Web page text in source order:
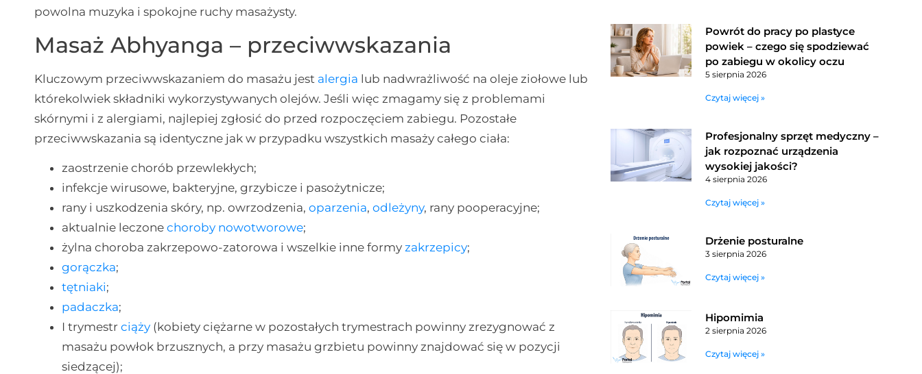
powolna muzyka i spokojne ruchy masażysty.
Masaż Abhyanga – przeciwwskazania
Kluczowym przeciwwskazaniem do masażu jest alergia lub nadwrażliwość na oleje ziołowe lub
którekolwiek składniki wykorzystywanych olejów. Jeśli więc zmagamy się z problemami
skórnymi i z alergiami, najlepiej zgłosić do przed rozpoczęciem zabiegu. Pozostałe
przeciwwskazania są identyczne jak w przypadku wszystkich masaży całego ciała:
zaostrzenie chorób przewlekłych;
infekcje wirusowe, bakteryjne, grzybicze i pasożytnicze;
rany i uszkodzenia skóry, np. owrzodzenia,oparzenia,odleżyny, rany pooperacyjne;
aktualnie leczonechoroby nowotworowe;
żylna choroba zakrzepowo-zatorowa i wszelkie inne formyzakrzepicy;
gorączka;
tętniaki;
padaczka;
I trymestrciąży (kobiety ciężarne w pozostałych trymestrach powinny zrezygnować z
masażu powłok brzusznych, a przy masażu grzbietu powinny znajdować się w pozycji
siedzącej);
Powrót do pracy po plastyce
powiek – czego się spodziewać
po zabiegu w okolicy oczu
5 sierpnia 2026
Czytaj więcej »
Profesjonalny sprzęt medyczny –
jak rozpoznać urządzenia
wysokiej jakości?
4 sierpnia 2026
Czytaj więcej »
Drżenie posturalne
3 sierpnia 2026
Czytaj więcej »
Hipomimia
2 sierpnia 2026
Czytaj więcej »